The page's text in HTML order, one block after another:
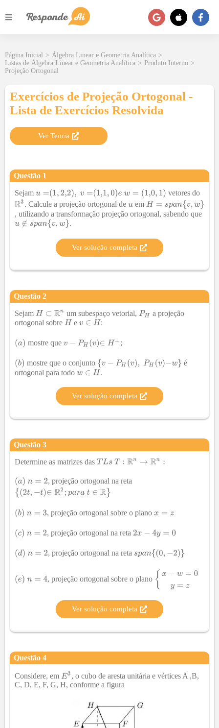
Página Inicial > Álgebra Linear e Geometria Analítica >
Listas de Álgebra Linear e Geometria Analítica > Produto Interno >
Projeção Ortogonal
Exercícios de Projeção Ortogonal -
Lista de Exercícios Resolvida
Ver Teoria
Questão 1
Sejam
vetores do
. Calcule a projeção ortogonal de em
, utilizando a transformação projeção ortogonal, sabendo que
.
Ver solução completa
Questão 2
Sejam um subespaço vetorial,
a projeção
ortogonal sobre
e :
mostre que ;
mostre que o conjunto
é
ortogonal para todo
.
Ver solução completa
Questão 3
Determine as matrizes das
, projeção ortogonal na reta
, projeção ortogonal sobre o plano
, projeção ortogonal na reta
, projeção ortogonal na reta
, projeção ortogonal sobre o plano
Ver solução completa
Questão 4
Considere, em
, o cubo de aresta unitária e vértices A ,B,
C, D, E, F, G, H, conforme a figura